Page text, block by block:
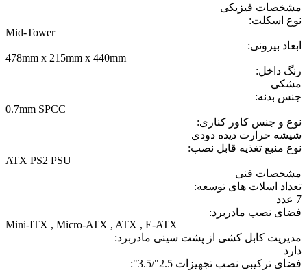
مشخصات فیزیکی
نوع اسکلت:
Mid-Tower
ابعاد بیرونی:
478mm x 215mm x 440mm
رنگ داخل:
مشکی
جنس بدنه:
0.7mm SPCC
نوع و جنس کاور کناری:
شیشه حرارت دیده دودی
نوع منبع تغذیه قابل نصب:
ATX PS2 PSU
مشخصات فنی
تعداد اسلات های توسعه:
فضای نصب مادربرد:
Mini-ITX ,Micro-ATX ,ATX ,E-ATX
مدیریت کابل کشی از پشت سینی مادربرد:
دارد
فضای ترکیبی نصب تجهیزات 2.5"/3.5":